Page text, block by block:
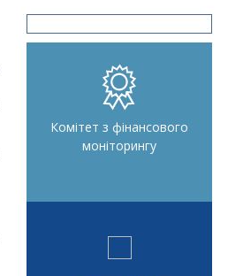
Комітет з фінансового
моніторингу